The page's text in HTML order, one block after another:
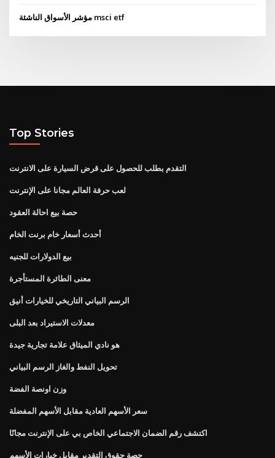
مؤشر الأسواق الناشئة msci etf
Top Stories
التقدم بطلب للحصول على قرض السيارة على الانترنت
لعب حرفة العالم مجانا على الإنترنت
حصة بيع احالة العقود
أحدث أسعار خام برنت الخام
بيع الدولارات للجنيه
معنى الطائرة المستأجرة
الرسم البياني التاريخي للخيارات أنيق
معدلات الاستيراد بعد البلى
هو نادي الميثاق علامة تجارية جيدة
تحويل النفط والغاز الرسم البياني
وزن اونصة الفضة
سعر الأسهم العادية مقابل الأسهم المفضلة
اكتشف رقم الضمان الاجتماعي الخاص بي على الإنترنت مجانًا
حصة حقوق التقدير مقابل خيارات الأسهم